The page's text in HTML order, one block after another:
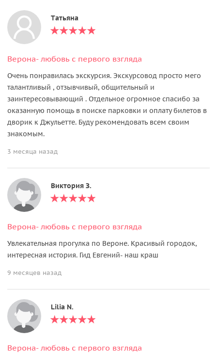
Tатьяна
Верона- любовь с первого взгляда
Очень понравилась экскурсия. Экскурсовод просто мего
талантливый , отзывчивый, общительный и
заинтересовывающий . Отдельное огромное спасибо за
оказанную помощь в поиске парковки и оплату билетов в
дворик к Джульетте. Буду рекомендовать всем своим
знакомым.
3 месяца назад
Виктория З.
Верона- любовь с первого взгляда
Увлекательная прогулка по Вероне. Красивый городок,
интересная история. Гид Евгений- наш краш
9 месяцев назад
Lilia N.
Верона- любовь с первого взгляда